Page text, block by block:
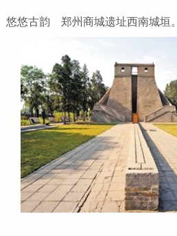
悠悠古韵 郑州商城遗址西南城垣